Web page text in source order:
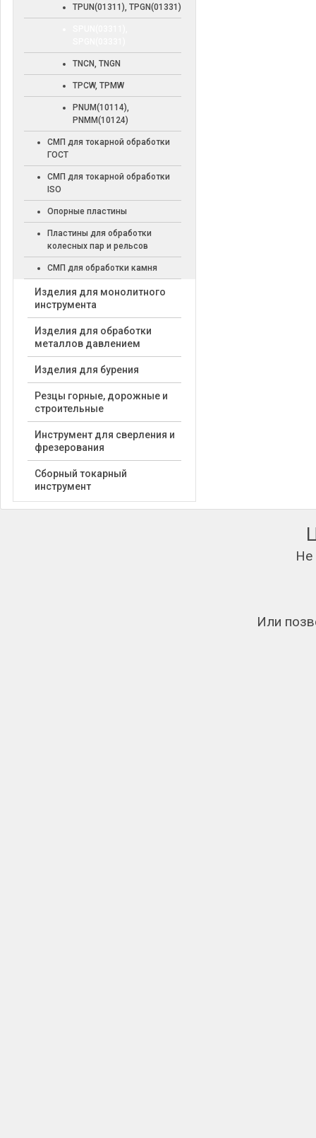
TPUN(01311), TPGN(01331)
TNCN, TNGN
TPCW, TPMW
PNUM(10114),
PNMM(10124)
СМП для токарной обработки
ГОСТ
СМП для токарной обработки
ISO
Опорные пластины
Пластины для обработки
колесных пар и рельсов
СМП для обработки камня
Изделия для монолитного
инструмента
Изделия для обработки
металлов давлением
Изделия для бурения
Резцы горные, дорожные и
строительные
Инструмент для сверления и
фрезерования
Сборный токарный
инструмент
Не
Или